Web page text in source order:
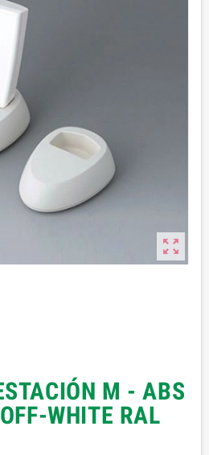

M - ABS
WHITE RAL